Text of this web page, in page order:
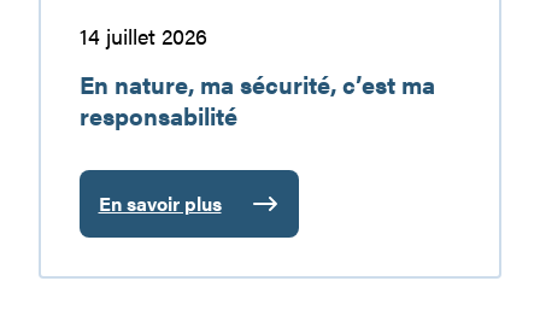
14 juillet 2026
En nature, ma sécurité, c’est ma
responsabilité
En savoir plus
:
En
nature,